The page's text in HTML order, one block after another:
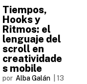
Tiempos,
Hooks y
Ritmos: el
lenguaje del
scroll en
creatividade
s mobile
por Alba Galán
13